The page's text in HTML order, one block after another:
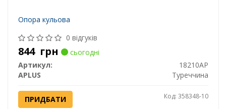
Опора кульова
0 відгуків
844 грн
сьогодні
Артикул:
18210AP
APLUS
Туреччина
ПРИДБАТИ Код: 358348-10